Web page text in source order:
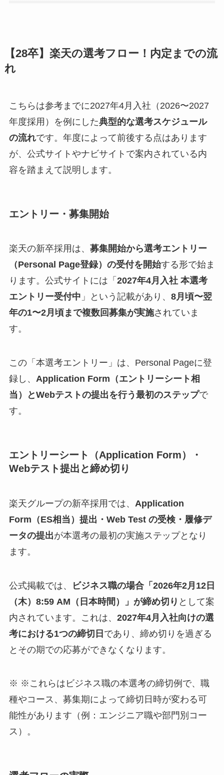
【28卒】楽天の選考フロー！内定までの流
れ
こちらは参考までに2027年4月入社（2026〜2027
年度採用）を例にした典型的な選考スケジュール
の流れです。年度によって前後する点はあります
が、公式サイトやナビサイトで案内されている内
容を踏まえて説明します。
エントリー・募集開始
楽天の新卒採用は、 募集開始から選考エントリー
（Personal Page登録）の受付を開始する形で始ま
ります。公式サイトには「 2027年4月入社 本選考
エントリー受付中 」という記載があり、 8月頃〜翌
年の1〜2月頃まで複数回募集が実施されていま
す。
この「本選考エントリー」は、Personal Pageに登
録し、 Application Form（エントリーシート相
当）とWebテストの提出を行う最初のステップで
す。
エントリーシート（Application Form）・
Webテスト提出と締め切り
楽天グループの新卒採用では、 Application
Form（ES相当）提出・Web Test の受検・履修デ
ータの提出が本選考の最初の実施ステップとなり
ます。
公式掲載では、
ビジネス職の場合「2026年2月12日
（木）8:59 AM（日本時間）」が締め切り として案
内されています。これは、 2027年4月入社向けの選
考における1つの締切日 であり、締め切りを過ぎる
とその期での応募ができなくなります。
※ ※これらはビジネス職の本選考の締切例で、職
種やコース、募集期によって締切日時が変わる可
能性があります（例：エンジニア職や部門別コー
ス）。